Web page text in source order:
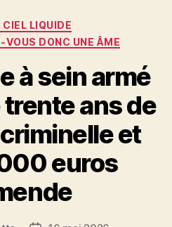
Catégories
CIEL LIQUIDE
VOUS DONC UNE ÂME
à sein armé
ans de
et
euros